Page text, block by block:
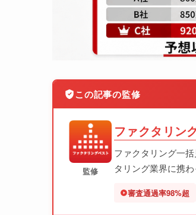
この記事の監修
監修
ファクタリン
ファクタリング一
タリング業界に携
審査通過率98%超